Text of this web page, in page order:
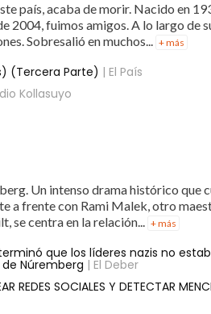
país, acaba de morir. Nacido en
2004, fuimos amigos. A lo largo de
Sobresalió en muchos... + más
(Tercera Parte) | El País
Kollasuyo
Un intenso drama histórico que
a frente con Rami Malek, otro
se centra en la relación...
+ más
que los líderes nazis no
Núremberg | El Deber
REDES SOCIALES Y DETECTAR